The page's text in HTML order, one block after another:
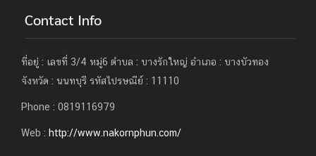
Contact Info
ที่อยู่ : เลขที่ 3/4 หมู่6 ตำบล : บางรักใหญ่ อำเภอ : บางบัวทอง
จังหวัด : นนทบุรี รหัสไปรษณีย์ : 11110
Phone : 0819116979
Web : http://www.nakornphun.com/